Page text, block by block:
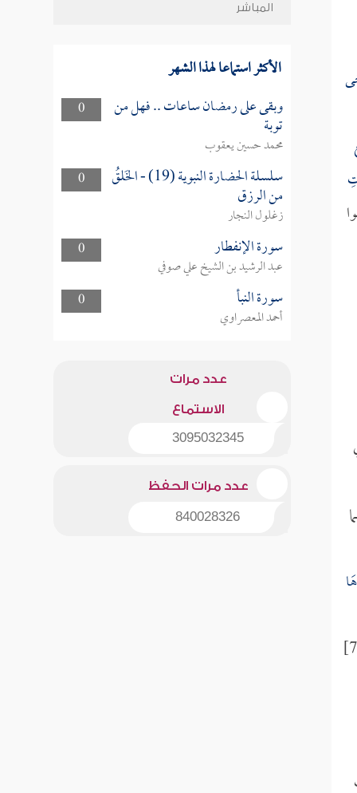
[الأعراف:78]
المباشر
الأكثر استماعا لهذا الشهر
0 وبقى على رمضان ساعات .. فهل من
توبة
محمد حسين يعقوب
0
سلسلة الحضارة النبوية (19) - الخَلقُ
من الرزق
زغلول النجار
0
سورة الإنفطار
عبد الرشيد بن الشيخ علي صوفي
0
سورة النبأ
أحمد المعصراوي
عدد مرات
الاستماع
3095032345
عدد مرات الحفظ
840028326